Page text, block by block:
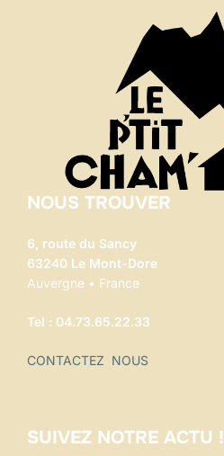
NOUS TROUVER
6, route du Sancy
63240 Le Mont-Dore
Auvergne • France
Tel : 04.73.65.22.33
CONTACTEZ NOUS
SUIVEZ NOTRE ACTU !